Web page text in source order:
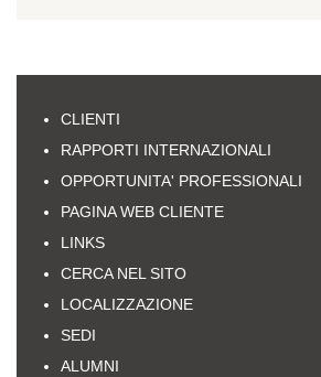
CLIENTI
RAPPORTI INTERNAZIONALI
OPPORTUNITA' PROFESSIONALI
PAGINA WEB CLIENTE
LINKS
CERCA NEL SITO
LOCALIZZAZIONE
SEDI
ALUMNI